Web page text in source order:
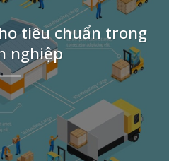
tiêu chuẩn trong
nghiệp